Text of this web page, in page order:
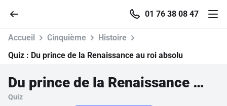
01 76 38 08 47
Accueil
Accueil Cinquième
Histoire
Quiz : Du prince de la Renaissance au roi absolu
Du prince de la Renaissance au roi absolu
Quiz